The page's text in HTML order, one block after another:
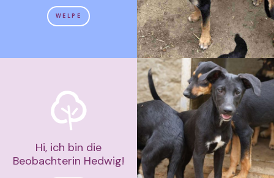
WELPE
Hi, ich bin die
Beobachterin Hedwig!